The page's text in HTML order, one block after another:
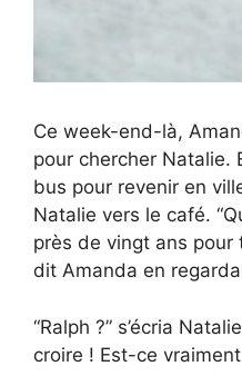
Ce week-end-là,
pour chercher Natalie.
bus pour revenir en
Natalie vers le café.
près de vingt ans pour
dit Amanda en
“Ralph ?” s’écria
croire ! Est-ce vraiment